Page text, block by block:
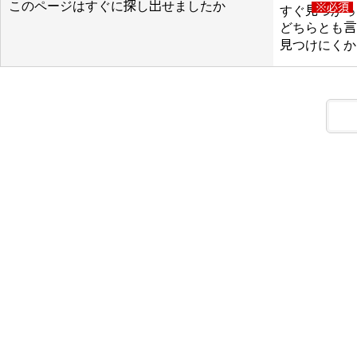
このページはすぐに探し出せましたか ※必須
すぐ見つか
どちらとも
見つけにく